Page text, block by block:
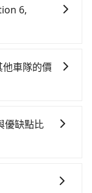
no 32, Lane
市士林區) 的目
的密度為雙北的
雙北大城市的
送，則每人平
擇搭乘高鐵而
可參考tripool的
高乘載管制時
客。
最重要的是你
的iRent應該是
Section 6,
（金額差
都需自付。再
如Toyota
，打開車門才
6,
也可考慮打電
程跳錶計算，
，計程車密度為
難度是台北或
格或服務品質
車隊的價
短程與城市為
Uber，機場接送
去哪裡（當然
優缺點比
求安排時間和